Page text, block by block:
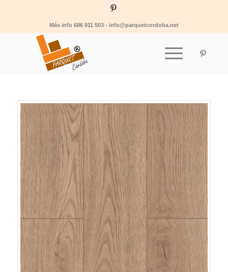
Más info 686 911 503 - info@parquetcordoba.net